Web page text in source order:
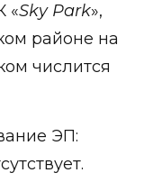
«Sky Park»,
районе на
числится
ЭП: